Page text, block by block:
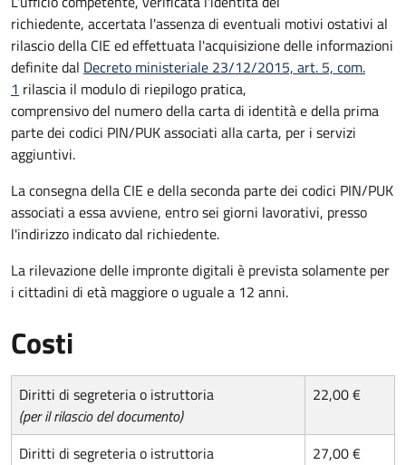
richiedente, accertata l'assenza di eventuali motivi ostativi al
rilascio della CIE ed effettuata l'acquisizione delle informazioni
definite dal Decreto ministeriale 23/12/2015, art. 5, com.
1 rilascia il modulo di riepilogo pratica,
comprensivo del numero della carta di identità e della prima
parte dei codici PIN/PUK associati alla carta, per i servizi
aggiuntivi.
La consegna della CIE e della seconda parte dei codici PIN/PUK
associati a essa avviene, entro sei giorni lavorativi, presso
l'indirizzo indicato dal richiedente.
La rilevazione delle impronte digitali è prevista solamente per
i cittadini di età maggiore o uguale a 12 anni.
Costi
Diritti di segreteria o istruttoria
(per il rilascio del documento)
22,00 €
Diritti di segreteria o istruttoria
27,00 €